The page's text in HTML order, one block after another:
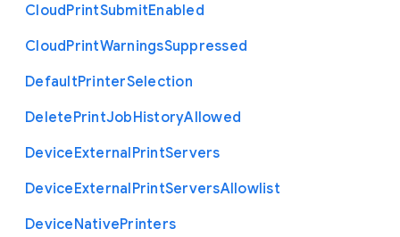
CloudPrintSubmitEnabled
CloudPrintWarningsSuppressed
DefaultPrinterSelection
DeletePrintJobHistoryAllowed
DeviceExternalPrintServers
DeviceExternalPrintServersAllowlist
DeviceNativePrinters